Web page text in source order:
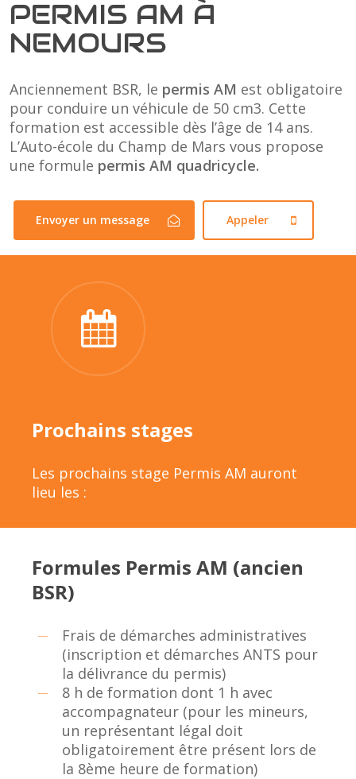
PERMIS AM À
NEMOURS
Anciennement BSR, le permis AM est obligatoire
pour conduire un véhicule de 50 cm3. Cette
formation est accessible dès l’âge de 14 ans.
L’Auto-école du Champ de Mars vous propose
une formule permis AM quadricycle.
Envoyer un message Appeler
Prochains stages
Les prochains stage Permis AM auront
lieu les :
Formules Permis AM (ancien
BSR)
Frais de démarches administratives
(inscription et démarches ANTS pour
la délivrance du permis)
8 h de formation dont 1 h avec
accompagnateur (pour les mineurs,
un représentant légal doit
obligatoirement être présent lors de
la 8ème heure de formation)